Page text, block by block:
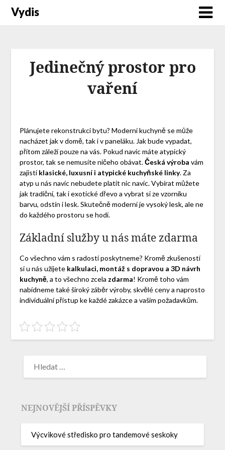
Vydis
Jedinečný prostor pro
vaření
Plánujete rekonstrukci bytu? Moderní kuchyněse může
nacházet jak v domě, tak i v paneláku. Jak bude vypadat,
přitom záleží pouze na vás. Pokud navíc máte atypický
prostor, tak se nemusíte ničeho obávat.Česká výroba vám
zajistíklasické, luxusní i atypické kuchyňské linky. Za
atyp u nás navíc nebudete platit nic navíc. Vybírat můžete
jak tradiční, tak i exotické dřevo a vybrat si ze vzorníku
barvu, odstín i lesk. Skutečně moderní je vysoký lesk, ale ne
do každého prostoru se hodí.
Základní služby u nás máte zdarma
Co všechno vám s radostí poskytneme? Kromě zkušeností
si u nás užijete kalkulaci, montáž s dopravou a 3D návrh
kuchyně, a to všechno zcela zdarma! Kromě toho vám
nabídneme také široký záběr výroby, skvělé ceny a naprosto
individuální přístup ke každé zakázce a vašim požadavkům.
NEJNOVĚJŠÍ PŘÍSPĚVKY
Výcvikové středisko pro tandemové seskoky